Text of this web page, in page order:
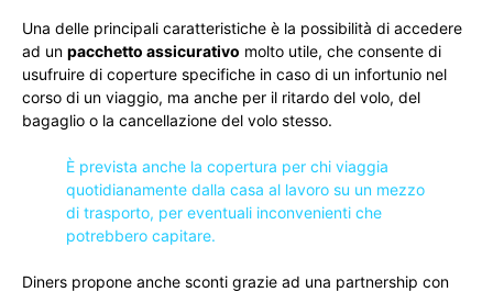
Una delle principali caratteristiche è la possibilità di accedere
ad un pacchetto assicurativo molto utile, che consente di
usufruire di coperture specifiche in caso di un infortunio nel
corso di un viaggio, ma anche per il ritardo del volo, del
bagaglio o la cancellazione del volo stesso.
È prevista anche la copertura per chi viaggia
quotidianamente dalla casa al lavoro su un mezzo
di trasporto, per eventuali inconvenienti che
potrebbero capitare.
Diners propone anche sconti grazie ad una partnership con